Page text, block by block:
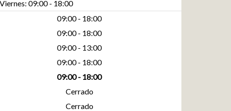
Viernes: 09:00 - 18:00
09:00 - 18:00
09:00 - 18:00
09:00 - 13:00
09:00 - 18:00
09:00 - 18:00
Cerrado
Cerrado